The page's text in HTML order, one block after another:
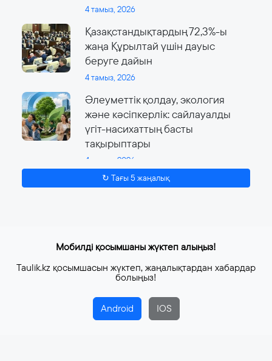
4 тамыз, 2026
Қазақстандықтардың 72,3%-ы
жаңа Құрылтай үшін дауыс
беруге дайын
4 тамыз, 2026
Әлеуметтік қолдау, экология
және кәсіпкерлік: сайлауалды
үгіт-насихаттың басты
тақырыптары
4 тамыз, 2026
↻ Тағы 5 жаңалық
Мобилді қосымшаны жүктеп алыңыз!
Taulik.kz қосымшасын жүктеп, жаңалықтардан хабардар
болыңыз!
Android IOS